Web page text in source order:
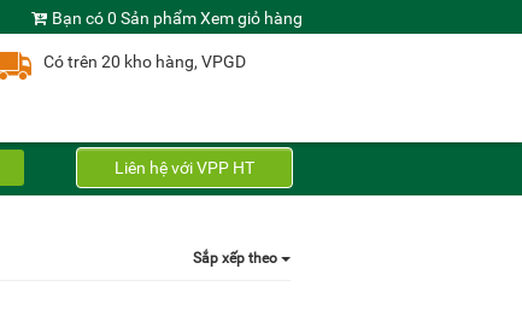
Bạn có 0 Sản phẩmXem giỏ hàng
Có trên 20 kho hàng, VPGD
Liên hệ với VPP HT
Sắp xếp theo